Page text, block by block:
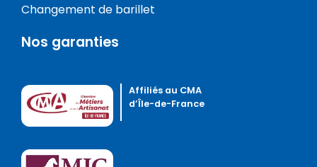
Changement de barillet
Nos garanties
Affiliés au CMA
d’Île-de-France